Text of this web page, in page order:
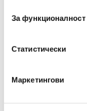
За функционалност
Статистически
Маркетингови